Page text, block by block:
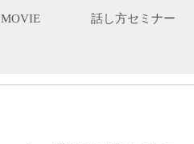
MOVIE 話し方セミナー